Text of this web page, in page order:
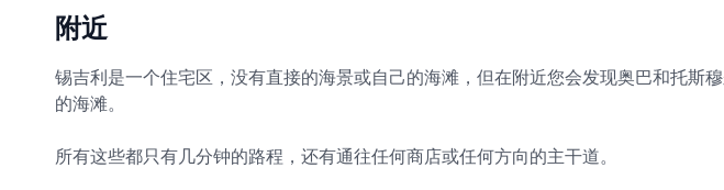
附近
锡吉利是一个住宅区，没有直接的海景或自己的海滩，但在附近您会发现奥巴和托斯
的海滩。
所有这些都只有几分钟的路程，还有通往任何商店或任何方向的主干道。